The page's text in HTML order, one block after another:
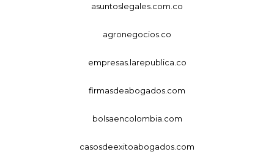
asuntoslegales.com.co
agronegocios.co
empresas.larepublica.co
firmasdeabogados.com
bolsaencolombia.com
casosdeexitoabogados.com